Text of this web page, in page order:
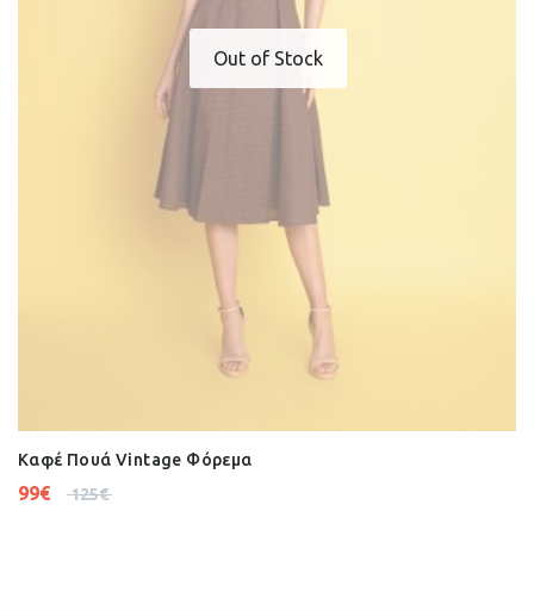
Out of Stock
Καφέ Πουά Vintage Φόρεμα
125€
99€